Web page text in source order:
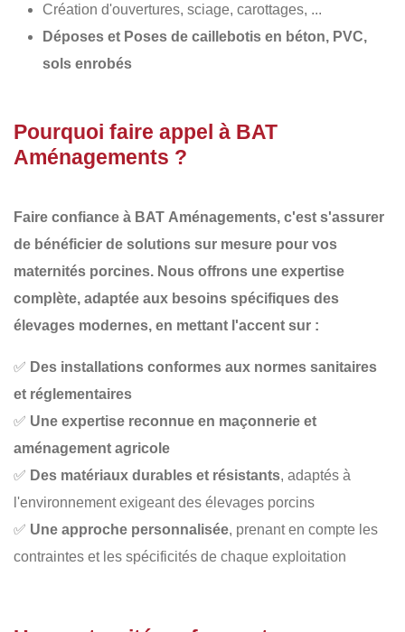
Création d'ouvertures, sciage, carottages, ...
Déposes et Poses de caillebotis en béton, PVC,
sols enrobés
Pourquoi faire appel à BAT
Aménagements ?
Faire confiance à BAT Aménagements, c'est s'assurer
de bénéficier de solutions sur mesure pour vos
maternités porcines. Nous offrons une expertise
complète, adaptée aux besoins spécifiques des
élevages modernes, en mettant l'accent sur :
✅ Des installations conformes aux normes sanitaires
et réglementaires
✅ Une expertise reconnue en maçonnerie et
aménagement agricole
✅ Des matériaux durables et résistants, adaptés à
l'environnement exigeant des élevages porcins
✅ Une approche personnalisée, prenant en compte les
contraintes et les spécificités de chaque exploitation